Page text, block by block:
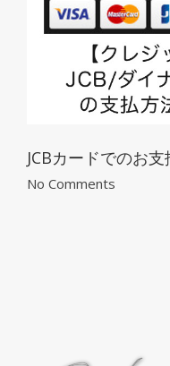
JCBカードでのお
No Comments